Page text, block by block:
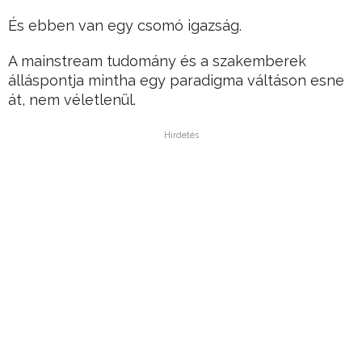
És ebben van egy csomó igazság.
A mainstream tudomány és a szakemberek
álláspontja mintha egy paradigma váltáson esne
át, nem véletlenül.
Hirdetés